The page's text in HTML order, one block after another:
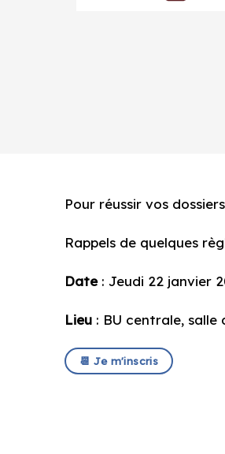
Pour réussir vos
Rappels de quelques
Date: Jeudi 22 janvier
Lieu : BU centrale,
📆 Je m'inscris